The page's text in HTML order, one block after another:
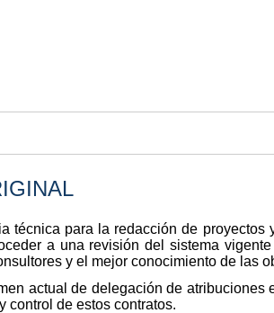
técnica para la redacción de proyectos
a una revisión del sistema
y el mejor conocimiento de las
actual de delegación de atribuciones
control de estos contratos.